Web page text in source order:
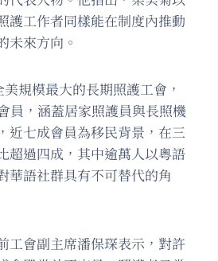
護工作者同樣能在制度內推動
未來方向。
規模最大的長期照護工會，
員，涵蓋居家照護員與長照機
近七成會員為移民背景，在三
超過四成，其中逾萬人以粵語
華語社群具有不可替代的角
工會副主席潘保琛表示，對許